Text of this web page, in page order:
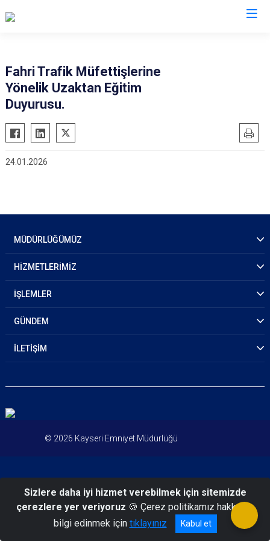
Fahri Trafik Müfettişlerine
Yönelik Uzaktan Eğitim
Duyurusu.
24.01.2026
MÜDÜRLÜĞÜMÜZ
HİZMETLERİMİZ
İŞLEMLER
GÜNDEM
İLETİŞİM
© 2026 Kayseri Emniyet Müdürlüğü
Sizlere daha iyi hizmet verebilmek için sitemizde
çerezlere yer veriyoruz 🍪 Çerez politikamız hakkında
bilgi edinmek için tıklayınız Kabul et